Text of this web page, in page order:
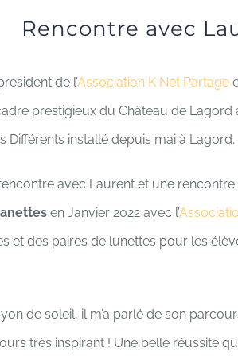
Rencontre avec
de l’Association K Net Partage
prestigieux du Château de Lagord
Différents installé depuis mai à Lagord.
avec Laurent et une
en Janvier 2022 avec l’
et des paires de lunettes pour les
de soleil, il m’a parlé de son
très inspirant ! Une belle réussite